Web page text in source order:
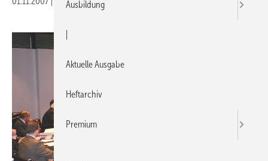
Ausbildung
Aktuelle Ausgabe
Heftarchiv
Premium